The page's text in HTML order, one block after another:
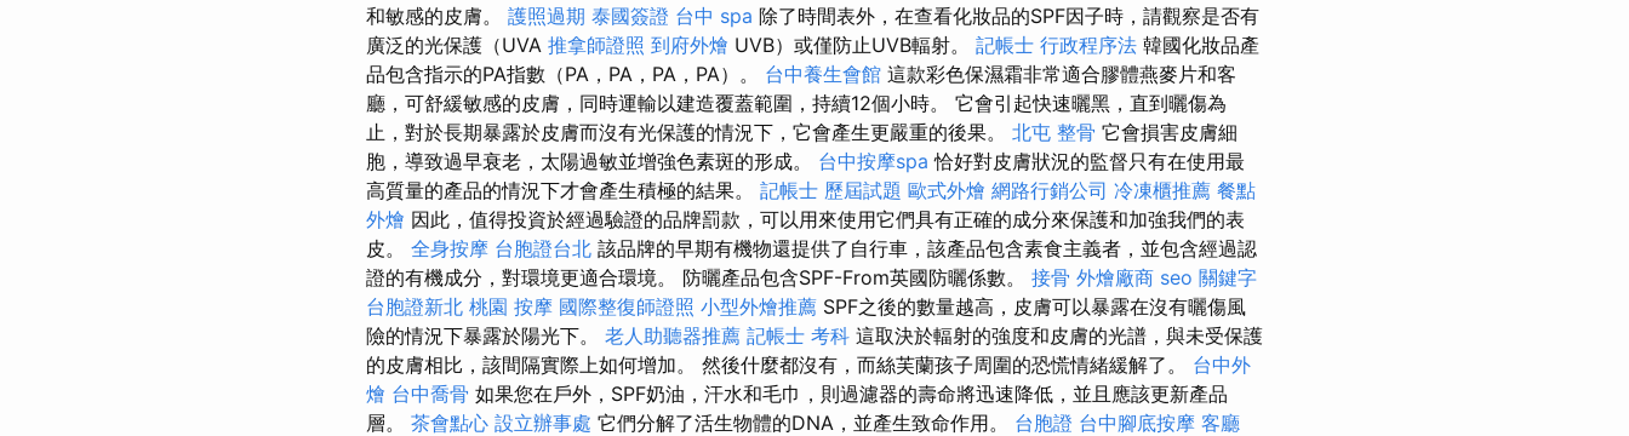
和敏感的皮膚。 護照過期 泰國簽證 台中 spa 除了時間表外，在查看化妝品的SPF因子時，請觀察是否有
廣泛的光保護（UVA 推拿師證照 到府外燴 UVB）或僅防止UVB輻射。 記帳士 行政程序法 韓國化妝品產
品包含指示的PA指數（PA，PA，PA，PA）。 台中養生會館 這款彩色保濕霜非常適合膠體燕麥片和客
廳，可舒緩敏感的皮膚，同時運輸以建造覆蓋範圍，持續12個小時。 它會引起快速曬黑，直到曬傷為
止，對於長期暴露於皮膚而沒有光保護的情況下，它會產生更嚴重的後果。 北屯 整骨 它會損害皮膚細
胞，導致過早衰老，太陽過敏並增強色素斑的形成。 台中按摩spa 恰好對皮膚狀況的監督只有在使用最
高質量的產品的情況下才會產生積極的結果。 記帳士 歷屆試題 歐式外燴 網路行銷公司 冷凍櫃推薦 餐點
外燴 因此，值得投資於經過驗證的品牌罰款，可以用來使用它們具有正確的成分來保護和加強我們的表
皮。 全身按摩 台胞證台北 該品牌的早期有機物還提供了自行車，該產品包含素食主義者，並包含經過認
證的有機成分，對環境更適合環境。 防曬產品包含SPF-From英國防曬係數。 接骨 外燴廠商 seo 關鍵字
台胞證新北 桃園 按摩 國際整復師證照 小型外燴推薦 SPF之後的數量越高，皮膚可以暴露在沒有曬傷風
險的情況下暴露於陽光下。 老人助聽器推薦 記帳士 考科 這取決於輻射的強度和皮膚的光譜，與未受保護
的皮膚相比，該間隔實際上如何增加。 然後什麼都沒有，而絲芙蘭孩子周圍的恐慌情緒緩解了。 台中外
燴 台中喬骨 如果您在戶外，SPF奶油，汗水和毛巾，則過濾器的壽命將迅速降低，並且應該更新產品
層。 茶會點心 設立辦事處 它們分解了活生物體的DNA，並產生致命作用。 台胞證 台中腳底按摩 客廳